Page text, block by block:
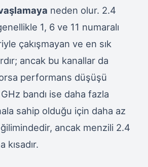
neden olur. 2.4
1, 6 ve 11 numaralı
çakışmayan ve en sık
ancak bu kanallar da
performans düşüşü
GHz bandı ise daha fazla
sahip olduğu için daha az
ancak menzili 2.4
kısadır.